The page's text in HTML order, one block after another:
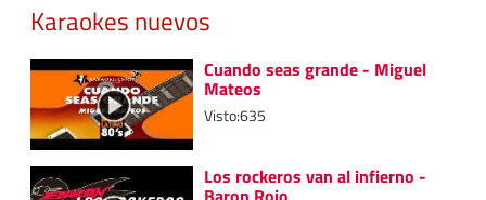
Karaokes nuevos
Cuando seas grande - Miguel
Mateos
Visto:635
Los rockeros van al infierno -